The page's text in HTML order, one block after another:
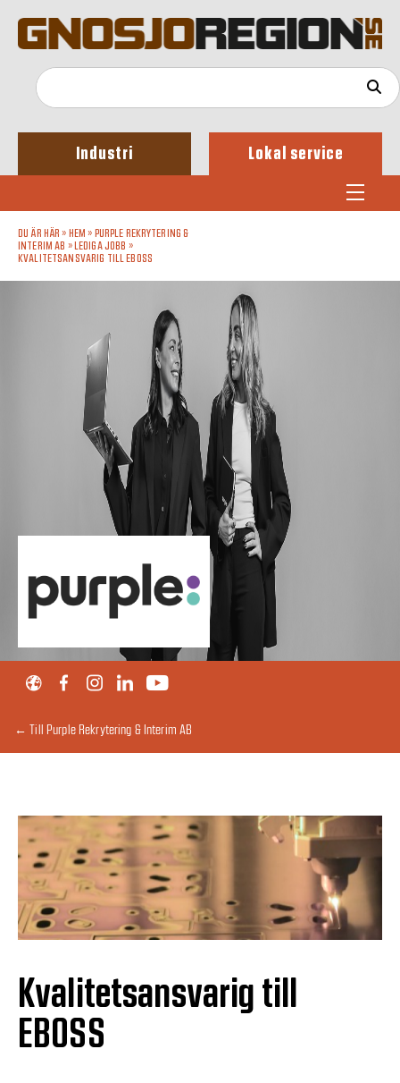
Industri Lokal service
DU ÄR HÄR » HEM » PURPLE REKRYTERING &
INTERIM AB » LEDIGA JOBB »
KVALITETSANSVARIG TILL EBOSS
← Till Purple Rekrytering & Interim AB
Kvalitetsansvarig till
EBOSS